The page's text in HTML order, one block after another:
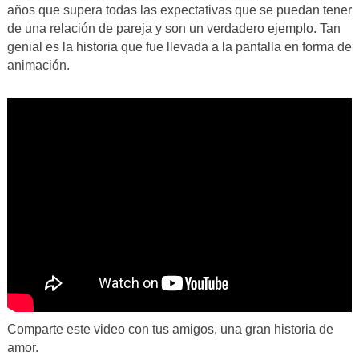
años que supera todas las expectativas que se puedan tener
de una relación de pareja y son un verdadero ejemplo. Tan
genial es la historia que fue llevada a la pantalla en forma de
animación.
Comparte este video con tus amigos, una gran historia de
amor.